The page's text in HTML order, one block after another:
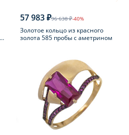
57 983 ₽96 638 ₽-40%
Золотое кольцо из красного
золота 585 пробы с аметрином